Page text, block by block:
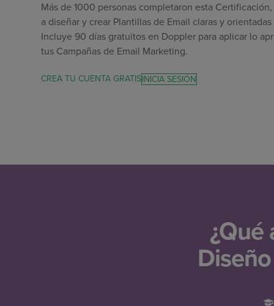
Más de 1000 personas completaron esta
a diseñar y crear Plantillas de Email claras y
Incluye 90 días gratuitos en Doppler para aplicar lo
tus Campañas de Email Marketing.
CREA TU CUENTA GRATISINICIA SESIÓN
¿Qué